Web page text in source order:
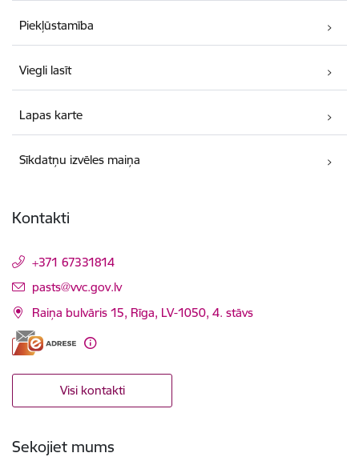
Piekļūstamība
Viegli lasīt
Lapas karte
Sīkdatņu izvēles maiņa
Kontakti
+371 67331814
E-pasts:
pasts@vvc.gov.lv
Raiņa bulvāris 15, Rīga, LV-1050, 4. stāvs
Visi kontakti
Sekojiet mums